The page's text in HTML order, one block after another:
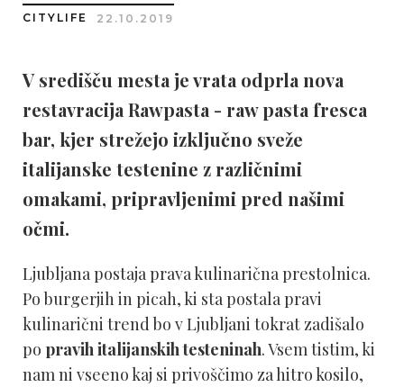
CITYLIFE 22.10.2019
V središču mesta je vrata odprla nova
restavracija Rawpasta - raw pasta fresca
bar, kjer strežejo izključno sveže
italijanske testenine z različnimi
omakami, pripravljenimi pred našimi
očmi.
Ljubljana postaja prava kulinarična prestolnica.
Po burgerjih in picah, ki sta postala pravi
kulinarični trend bo v Ljubljani tokrat zadišalo
po pravih italijanskih testeninah. Vsem tistim, ki
nam ni vseeno kaj si privoščimo za hitro kosilo,